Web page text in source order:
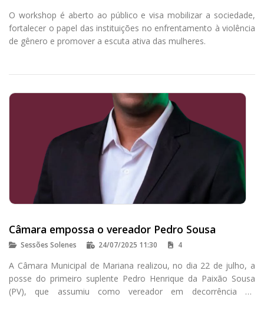
O workshop é aberto ao público e visa mobilizar a sociedade,
fortalecer o papel das instituições no enfrentamento à violência
de gênero e promover a escuta ativa das mulheres.
Câmara empossa o vereador Pedro Sousa
Sessões Solenes 24/07/2025 11:30 4
A Câmara Municipal de Mariana realizou, no dia 22 de julho, a
posse do primeiro suplente Pedro Henrique da Paixão Sousa
(PV), que assumiu como vereador em decorrência do